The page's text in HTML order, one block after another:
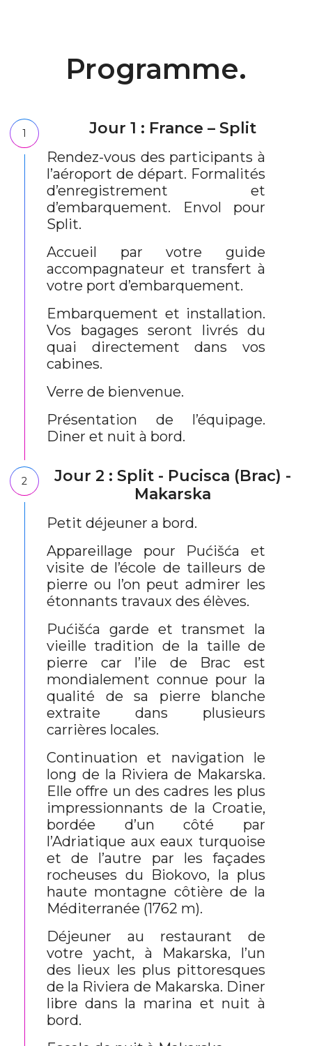
Programme.
1 Jour 1 : France – Split
Rendez-vous des participants à
l’aéroport de départ. Formalités
d’enregistrement et
d’embarquement. Envol pour
Split.
Accueil par votre guide
accompagnateur et transfert à
votre port d’embarquement.
Embarquement et installation.
Vos bagages seront livrés du
quai directement dans vos
cabines.
Verre de bienvenue.
Présentation de l’équipage.
Diner et nuit à bord.
2
Jour 2 : Split - Pucisca (Brac) -
Makarska
Petit déjeuner a bord.
Appareillage pour Pućišća et
visite de l’école de tailleurs de
pierre ou l’on peut admirer les
étonnants travaux des élèves.
Pućišća garde et transmet la
vieille tradition de la taille de
pierre car l’ile de Brac est
mondialement connue pour la
qualité de sa pierre blanche
extraite dans plusieurs
carrières locales.
Continuation et navigation le
long de la Riviera de Makarska.
Elle offre un des cadres les plus
impressionnants de la Croatie,
bordée d’un côté par
l’Adriatique aux eaux turquoise
et de l’autre par les façades
rocheuses du Biokovo, la plus
haute montagne côtière de la
Méditerranée (1762 m).
Déjeuner au restaurant de
votre yacht, à Makarska, l’un
des lieux les plus pittoresques
de la Riviera de Makarska. Diner
libre dans la marina et nuit à
bord.